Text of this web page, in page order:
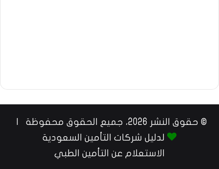
© حقوق النشر 2026، جميع الحقوق محفوظة |
لدليل شركات التأمين السعودية
الاستعلام عن التأمين الطبي